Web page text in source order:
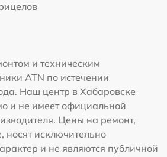
и техническим
ATN по истечении
Наш центр в Хабаровске
и не имеет официальной
Цены на ремонт,
носят исключительно
и не являются публичной